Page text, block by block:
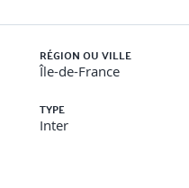
RÉGION OU VILLE
Île-de-France
TYPE
Inter